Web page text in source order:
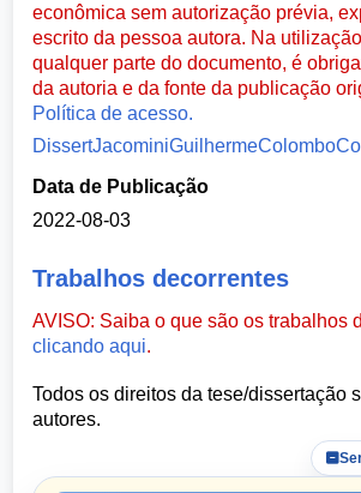
econômica sem autorização prévia,
escrito da pessoa autora. Na
qualquer parte do documento, é
da autoria e da fonte da publicação
Política de acesso.
Data de Publicação
2022-08-03
Trabalhos decorrentes
AVISO: Saiba o que são os trabalhos
clicando aqui.
Todos os direitos da tese/dissertação
autores.